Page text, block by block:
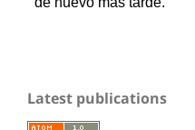
Latest publications